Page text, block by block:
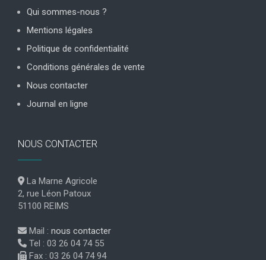
Qui sommes-nous ?
Mentions légales
Politique de confidentialité
Conditions générales de vente
Nous contacter
Journal en ligne
NOUS CONTACTER
La Marne Agricole
2, rue Léon Patoux
51100 REIMS
Mail : nous contacter
Tel : 03 26 04 74 55
Fax : 03 26 04 74 94